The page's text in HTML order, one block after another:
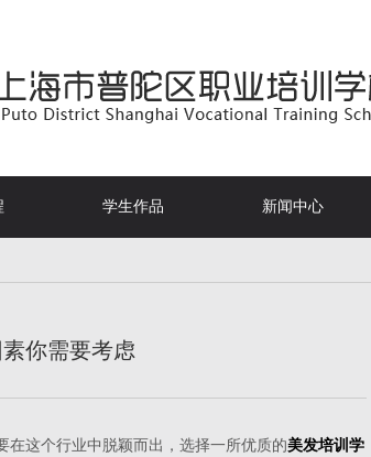
学生作品 新闻中心
你需要考虑
这个行业中脱颖而出，选择一所优质的美发培训学